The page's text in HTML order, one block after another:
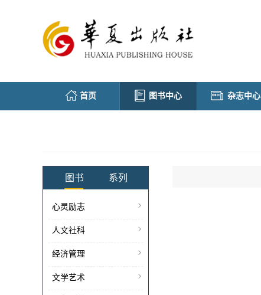
首页 图书中心 杂志中心
图书 系列
心灵励志
人文社科
经济管理
文学艺术